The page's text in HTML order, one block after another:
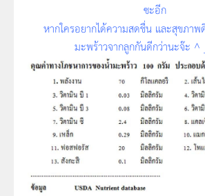
ซะอีก
หากใครอยากได้ความสดชื่น และสุขภาพ
มะพร้าวจากลูกกันดีกว่านะจ๊ะ